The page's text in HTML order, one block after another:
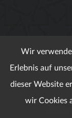
Wenn
Wir
Erlebnis auf
dieser Website
wir Cookies